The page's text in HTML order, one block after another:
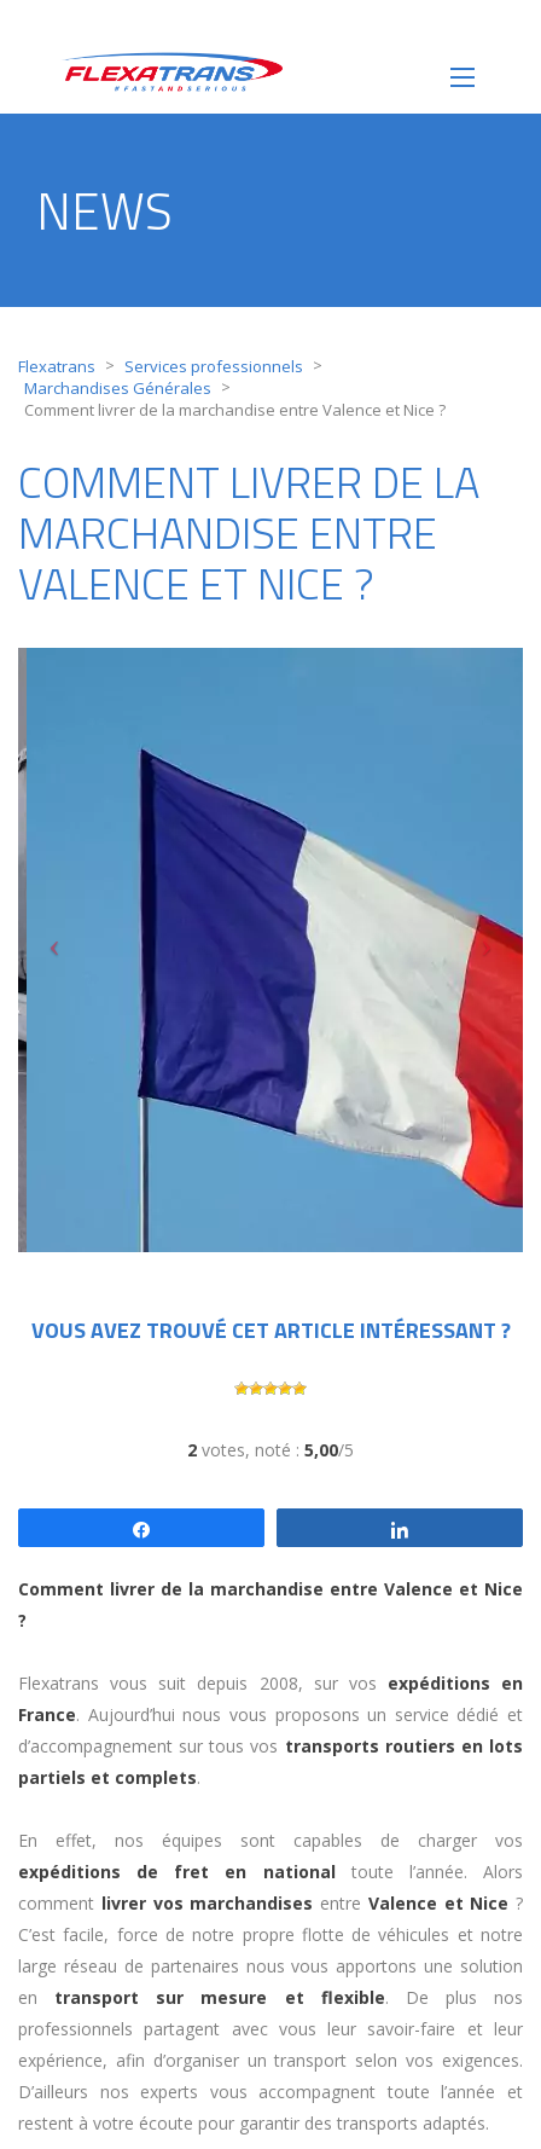
NEWS
Flexatrans > Services professionnels >
Marchandises Générales >
Comment livrer de la marchandise entre Valence et Nice ?
COMMENT LIVRER DE LA
MARCHANDISE ENTRE
VALENCE ET NICE ?
VOUS AVEZ TROUVÉ CET ARTICLE INTÉRESSANT ?
2 votes, noté : 5,00/5
Comment livrer de la marchandise entre Valence et Nice
?
Flexatrans vous suit depuis 2008, sur vos expéditions en
France. Aujourd’hui nous vous proposons un service dédié et
d’accompagnement sur tous vos transports routiers en lots
partiels et complets.
En effet, nos équipes sont capables de charger vos
expéditions de fret en nationaltoute l’année. Alors
comment livrer vos marchandises entre Valence et Nice ?
C’est facile, force de notre propre flotte de véhicules et notre
large réseau de partenaires nous vous apportons une solution
en transport sur mesure et flexible. De plus nos
professionnels partagent avec vous leur savoir-faire et leur
expérience, afin d’organiser un transport selon vos exigences.
D’ailleurs nos experts vous accompagnent toute l’année et
restent à votre écoute pour garantir des transports adaptés.